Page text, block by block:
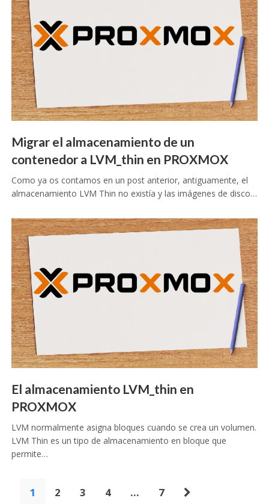
Migrar el almacenamiento de un
contenedor a LVM_thin en PROXMOX
Como ya os contamos en un post anterior, antiguamente, el
almacenamiento LVM Thin no existía y las imágenes de disco…
El almacenamiento LVM_thin en
PROXMOX
LVM normalmente asigna bloques cuando se crea un volumen.
LVM Thin es un tipo de almacenamiento en bloque que
permite…
Paginación
1 2 3 4 … 7